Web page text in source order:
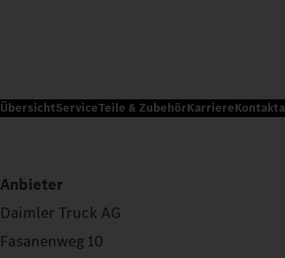
ÜbersichtServiceTeile & ZubehörKarriere
Anbieter
Daimler Truck AG
Fasanenweg 10